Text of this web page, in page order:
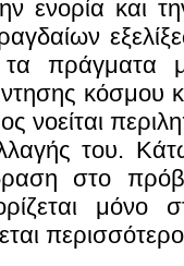
ενορία και
πράγματα
κόσμου
νοείται
του.
στο